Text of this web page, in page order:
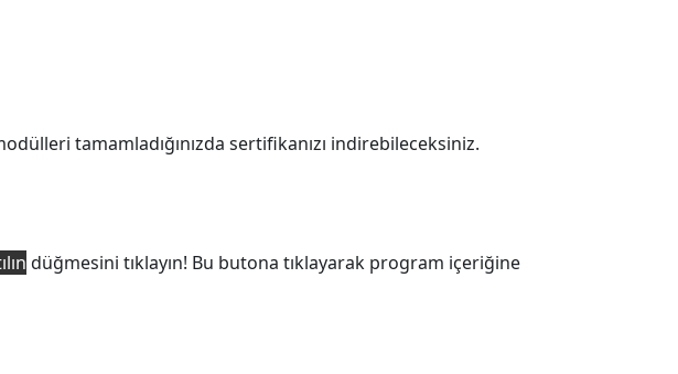
tamamladığınızda sertifikanızı indirebileceksiniz.
düğmesini tıklayın! Bu butona tıklayarak program içeriğine